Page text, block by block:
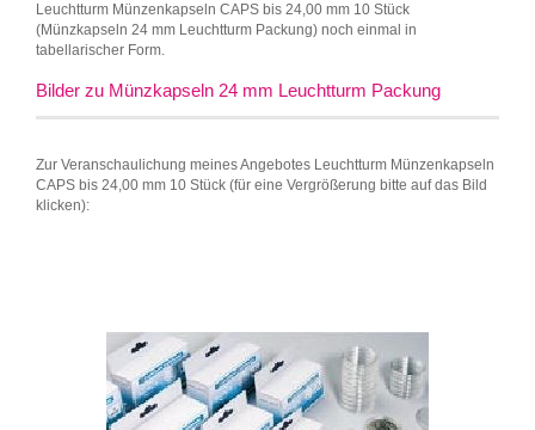
Leuchtturm Münzenkapseln CAPS bis 24,00 mm 10 Stück
(Münzkapseln 24 mm Leuchtturm Packung) noch einmal in
tabellarischer Form.
Bilder zu Münzkapseln 24 mm Leuchtturm Packung
Zur Veranschaulichung meines Angebotes Leuchtturm Münzenkapseln
CAPS bis 24,00 mm 10 Stück (für eine Vergrößerung bitte auf das Bild
klicken):